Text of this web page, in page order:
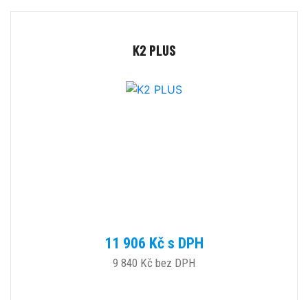
K2 PLUS
11 906 Kč s DPH
9 840 Kč bez DPH